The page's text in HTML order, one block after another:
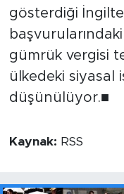
gösterdiği
gümrük vergisi
ülkedeki siyasal
düşünülüyor.■
Kaynak: RSS